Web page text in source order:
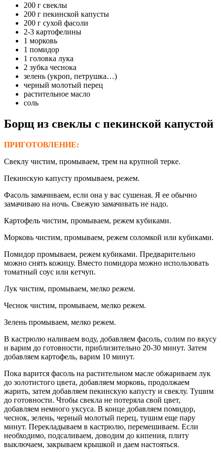
200 г свеклы
200 г пекинской капусты
200 г сухой фасоли
2-3 картофелины
1 морковь
1 помидор
1 головка лука
2 зубка чеснока
зелень (укроп, петрушка…)
черный молотый перец
растительное масло
соль
Борщ из свеклы с пекинской капустой
ПРИГОТОВЛЕНИЕ:
Свеклу чистим, промываем, трем на крупной терке.
Пекинскую капусту промываем, режем.
Фасоль замачиваем, если она у вас сушеная. Я ее обычно
замачиваю на ночь. Свежую замачивать не надо.
Картофель чистим, промываем, режем кубиками.
Морковь чистим, промываем, режем соломкой или кубиками.
Помидор промываем, режем кубиками. Предварительно
можно снять кожицу. Вместо помидора можно использовать
томатный соус или кетчуп.
Лук чистим, промываем, мелко режем.
Чеснок чистим, промываем, мелко режем.
Зелень промываем, мелко режем.
В кастрюлю наливаем воду, добавляем фасоль, солим по вкусу
и варим до готовности, приблизительно 20-30 минут. Затем
добавляем картофель, варим 10 минут.
Пока варится фасоль на растительном масле обжариваем лук
до золотистого цвета, добавляем морковь, продолжаем
жарить, затем добавляем пекинскую капусту и свеклу. Тушим
до готовности. Чтобы свекла не потеряла свой цвет,
добавляем немного уксуса. В конце добавляем помидор,
чеснок, зелень, черный молотый перец, тушим еще пару
минут. Перекладываем в кастрюлю, перемешиваем. Если
необходимо, подсаливаем, доводим до кипения, плиту
выключаем, закрываем крышкой и даем настояться.